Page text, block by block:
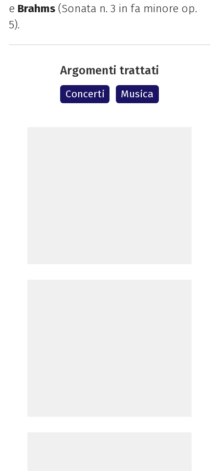
e Brahms(Sonata n. 3 in fa minore op.
5).
Argomenti trattati
Concerti Musica